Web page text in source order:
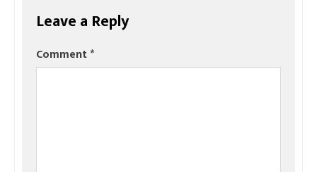
Leave a Reply
Comment*